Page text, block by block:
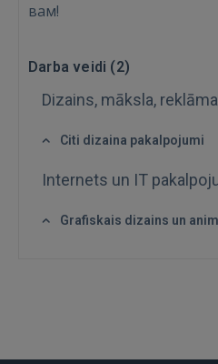
Ienākt
вам!
Darba veidi (2)
Dizains, māksla, reklāma
Citi dizaina pakalpojumi
Internets un IT
Grafiskais dizains un